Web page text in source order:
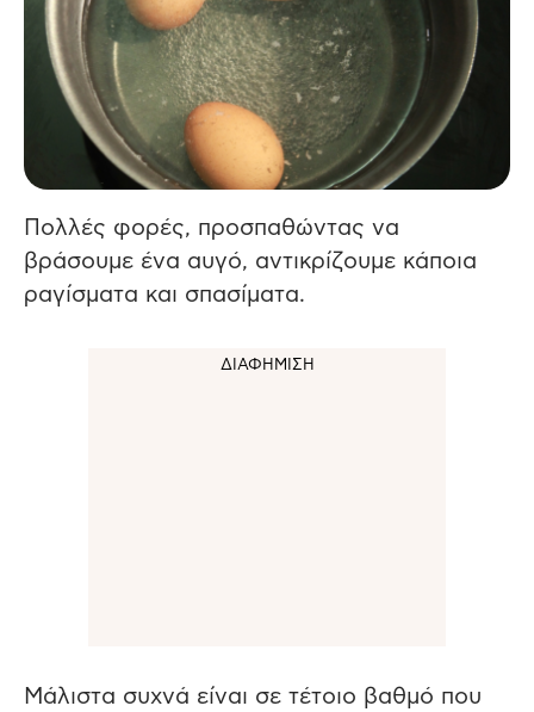
Πολλές φορές, προσπαθώντας να
βράσουμε ένα αυγό, αντικρίζουμε κάποια
ραγίσματα και σπασίματα.
Μάλιστα συχνά είναι σε τέτοιο βαθμό που